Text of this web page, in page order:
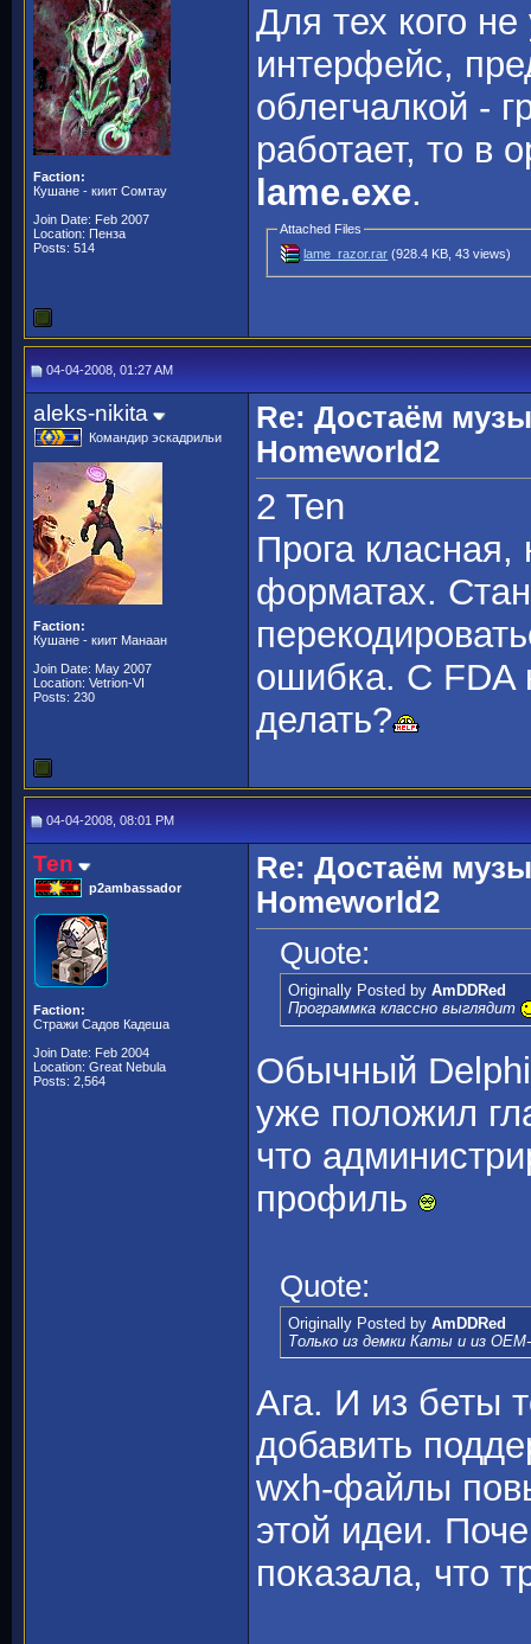
Faction:
Кушане - киит Сомтау
Join Date: Feb 2007
Location: Пенза
Posts: 514
Для тех кого
интерфейс,
облегчалкой -
работает, то в
lame.exe.
Attached Files
lame_razor.rar (928.4 KB, 43 views)
04-04-2008, 01:27 AM
aleks-nikita
Командир эскадрильи
Faction:
Кушане - киит Манаан
Join Date: May 2007
Location: Vetrion-VI
Posts: 230
Re: Достаём
Homeworld2
2 Ten
Прога
форматах.
ошибка. С FDA
делать?
04-04-2008, 08:01 PM
Ten
p2ambassador
Faction:
Стражи Садов Кадеша
Join Date: Feb 2004
Location: Great Nebula
Posts: 2,564
Re: Достаём
Homeworld2
Quote:
Originally Posted by AmDDRed
Программка классно выглядит
Обычный
уже положил
что
профиль
Quote:
Originally Posted by AmDDRed
Только из демки Каты и из
Ага. И из беты
добавить
wxh-файлы
этой идеи.
показала, что